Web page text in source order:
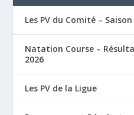
Les PV du Comité –
Natation Course –
2026
Les PV de la Ligue